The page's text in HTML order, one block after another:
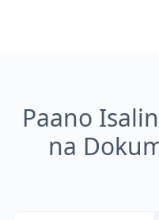
Paano
na